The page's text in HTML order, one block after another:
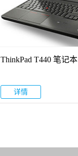
ThinkPad T440 笔记本
详情